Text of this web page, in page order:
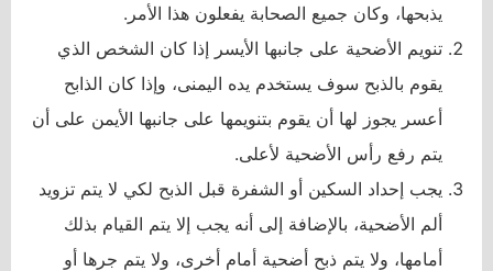
يذبحها، وكان جميع الصحابة يفعلون هذا الأمر.
تنويم الأضحية على جانبها الأيسر إذا كان الشخص الذي
يقوم بالذبح سوف يستخدم يده اليمنى، وإذا كان الذابح
أعسر يجوز لها أن يقوم بتنويمها على جانبها الأيمن على أن
يتم رفع رأس الأضحية لأعلى.
يجب إحداد السكين أو الشفرة قبل الذبح لكي لا يتم تزويد
ألم الأضحية، بالإضافة إلى أنه يجب إلا يتم القيام بذلك
أمامها، ولا يتم ذبح أضحية أمام أخرى، ولا يتم جرها أو